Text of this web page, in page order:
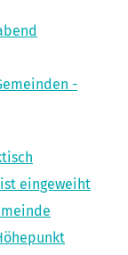
-
eingeweiht